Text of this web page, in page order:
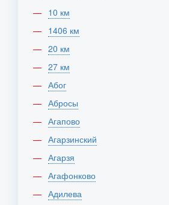
10 км
1406 км
20 км
27 км
Абог
Абросы
Агапово
Агарзинский
Агарзя
Агафонково
Адилева